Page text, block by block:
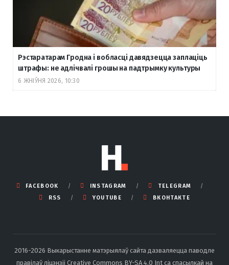
Рэстаратарам Гродна і вобласці давядзецца заплаціць
штрафы: не адлічвалі грошы на падтрымку культуры
6 ЖНІЎНЯ 2026, 10:30
FACEBOOK INSTAGRAM
TELEGRAM
RSS
YOUTUBE ВКОНТАКТЕ
2016-2026 Выкарыстанне матэрыялаў сайта дазваляецца паводле
правілаў ліцэнзіі Creative Commons BY-SA 4.0 Int са спасылкай на